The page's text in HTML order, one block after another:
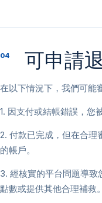
04 可申請
在以下情況下，我們可能
1. 因支付或結帳錯誤，您
2. 付款已完成，但在合理
的帳戶。
3. 經核實的平台問題導致
點數或提供其他合理補救。